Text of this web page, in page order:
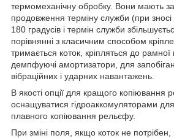
термомеханічну обробку. Вони мають
продовження терміну служби (при зносі
180 градусів і термін служби
порівнянні з класичним способом
тримається коток, кріпляться до рамної
демпфуючі амортизатори, для
вібраційних і ударних навантажень.
В якості опції для кращого копіювання
оснащуватися гідроаккомуляторами для
плавного копіювання рельєфу.
При зміні поля, якщо коток не потрібен,